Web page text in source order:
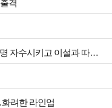
격
[종합] ‘결혼의 완성’ 마지막회 남궁민, 김대명 자수시키고 이설과 따뜻한 안녕
려한 라인업